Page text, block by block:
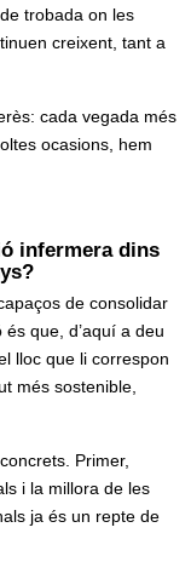
trobada on les
creixent, tant a
cada vegada més
ocasions, hem
infermera dins
de consolidar
que, d’aquí a deu
lloc que li correspon
més sostenible,
Primer,
i la millora de les
ja és un repte de